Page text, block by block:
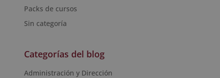
Packs de cursos
Sin categoría
Categorías del blog
Administración y Dirección